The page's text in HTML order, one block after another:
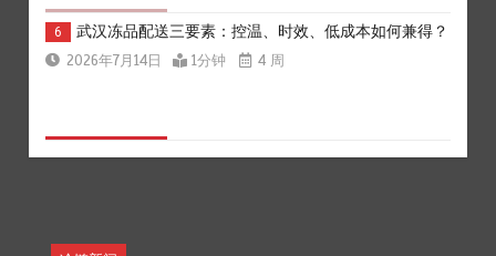
6 武汉冻品配送三要素：控温、时效、低成本如何兼得？
2026年7月14日 1分钟 4 周
1
上海餐饮连锁加速，冷链配送如何破解冻品食材流通难